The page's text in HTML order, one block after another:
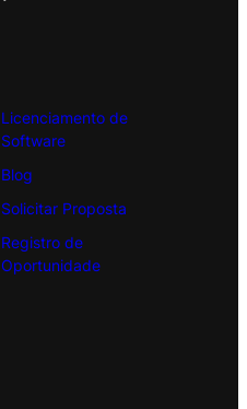
Licenciamento de
Software
Blog
Solicitar Proposta
Registro de
Oportunidade